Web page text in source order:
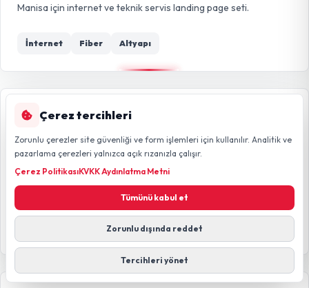
Manisa için internet ve teknik servis landing page seti.
İnternet Fiber Altyapı
Kahramanmaraş
Altyapı
Çerez tercihleri
Zorunlu çerezler site güvenliği ve form işlemleri için kullanılır. Analitik ve
pazarlama çerezleri yalnızca açık rızanızla çalışır.
Çerez PolitikasıKVKK Aydınlatma Metni
Tümünü kabul et
Zorunlu dışında reddet
Tercihleri yönet